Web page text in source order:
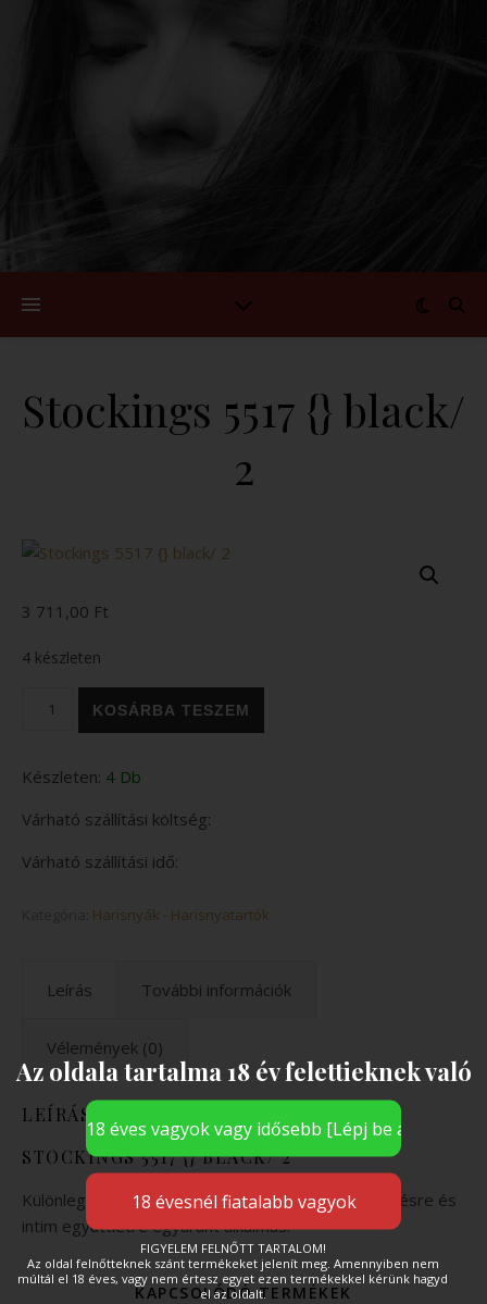
Stockings 5517 {} black/
2
3 711,00 Ft
4 készleten
Stockings 5517 {} black/ 2 mennyiség
KOSÁRBA TESZEM
Készleten: 4 Db
Várható szállítási költség:
Várható szállítási idő:
Harisnyák - Harisnyatartók
Leírás További információk
Vélemények (0)
LEÍRÁS
STOCKINGS 5517 {} BLACK/ 2
Különlegesen necc hálós combfix. Mindennapi viselésre és
intim együttlétre egyaránt alkalmas.
KAPCSOLÓDÓ TERMÉKEK
Az oldala tartalma 18 év felettieknek való
FIGYELEM FELNŐTT TARTALOM!
Az oldal felnőtteknek szánt termékeket jelenít meg. Amennyiben nem
múltál el 18 éves, vagy nem értesz egyet ezen termékekkel kérünk hagyd
el az oldalt.